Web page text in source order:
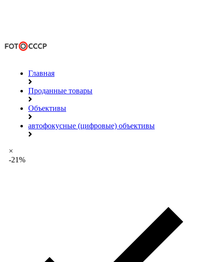
Главная
Проданные товары
Объективы
автофокусные (цифровые) объективы
×
-21%